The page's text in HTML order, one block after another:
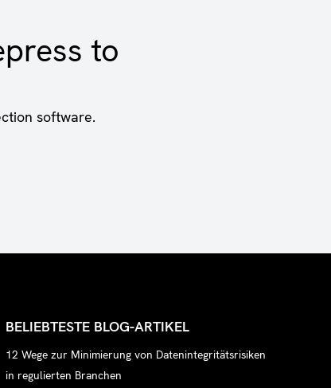
to
software.
BELIEBTESTE BLOG-ARTIKEL
12 Wege zur Minimierung von Datenintegritätsrisiken
in regulierten Branchen